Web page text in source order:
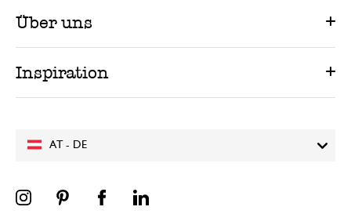
AT - DE
Über uns
Inspiration